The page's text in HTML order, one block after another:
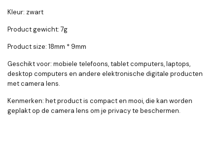
Kleur: zwart
Product gewicht: 7g
Product size: 18mm * 9mm
Geschikt voor: mobiele telefoons, tablet computers, laptops,
desktop computers en andere elektronische digitale producten
met camera lens.
Kenmerken: het product is compact en mooi, die kan worden
geplakt op de camera lens om je privacy te beschermen.